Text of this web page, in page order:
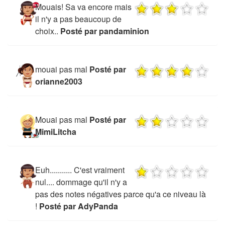
Mouais! Sa va encore mais
il n'y a pas beaucoup de
choix.. Posté par pandaminion
mouai pas mal Posté par
orianne2003
Mouai pas mal Posté par
MimiLitcha
Euh........... C'est vraiment
nul.... dommage qu'il n'y a
pas des notes négatives parce qu'a ce niveau là
! Posté par AdyPanda